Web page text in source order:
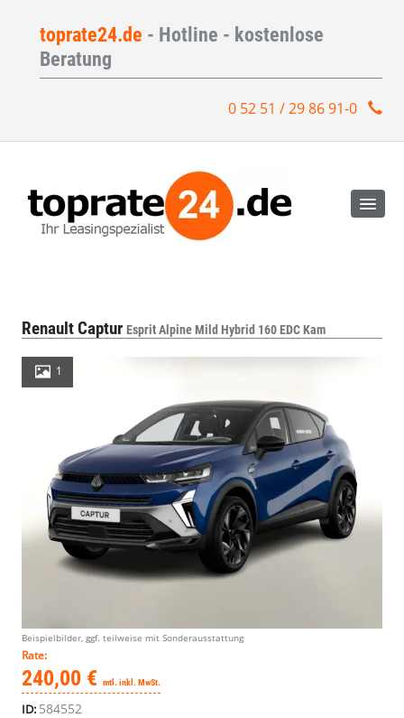
toprate24.de - Hotline - kostenlose
Beratung
0 52 51 / 29 86 91-0
Renault Captur Esprit Alpine Mild Hybrid 160 EDC Kam
1
Beispielbilder, ggf. teilweise mit Sonderausstattung
Rate:
240,00 € mtl. inkl. MwSt.
ID: 584552